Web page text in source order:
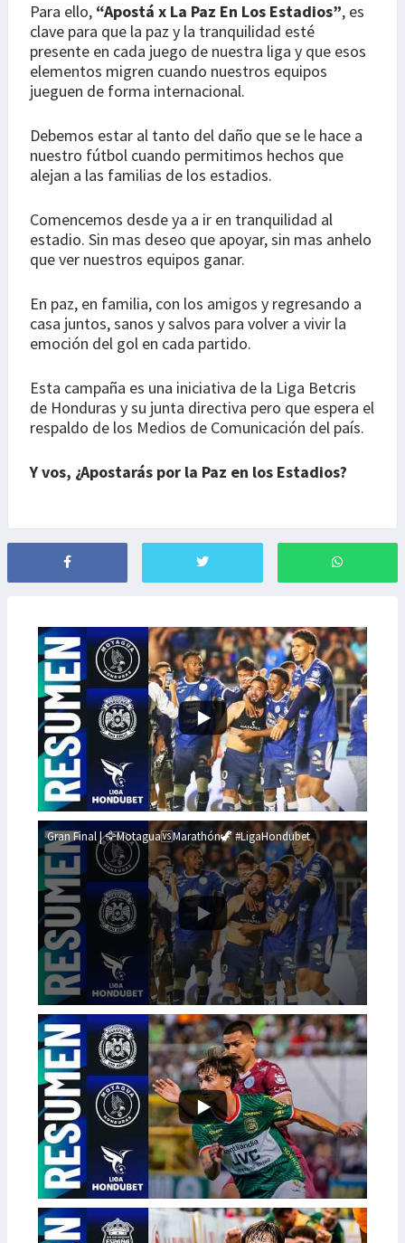
Para ello, “Apostá x La Paz En Los Estadios”, es
clave para que la paz y la tranquilidad esté
presente en cada juego de nuestra liga y que esos
elementos migren cuando nuestros equipos
jueguen de forma internacional.
Debemos estar al tanto del daño que se le hace a
nuestro fútbol cuando permitimos hechos que
alejan a las familias de los estadios.
Comencemos desde ya a ir en tranquilidad al
estadio. Sin mas deseo que apoyar, sin mas anhelo
que ver nuestros equipos ganar.
En paz, en familia, con los amigos y regresando a
casa juntos, sanos y salvos para volver a vivir la
emoción del gol en cada partido.
Esta campaña es una iniciativa de la Liga Betcris
de Honduras y su junta directiva pero que espera el
respaldo de los Medios de Comunicación del país.
Y vos, ¿Apostarás por la Paz en los Estadios?
Gran Final | 🦅Motagua🆚Marathón🦖 #LigaHondubet